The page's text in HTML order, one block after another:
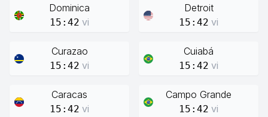
Dominica
15:42 vi
Detroit
15:42 vi
Curazao
15:42 vi
Cuiabá
15:42 vi
Caracas
15:42 vi
Campo Grande
15:42 vi